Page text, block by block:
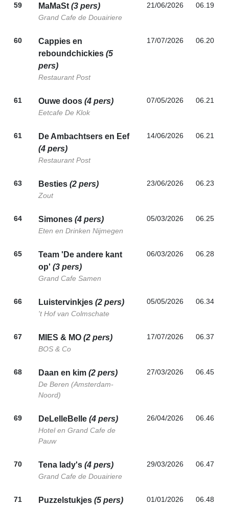
59 MaMaSt (3 pers)
Grand Cafe de Douairiere
21/06/2026 06.19
60
Cappies en
reboundchickies (5
pers)
Restaurant Post
17/07/2026 06.20
61 Ouwe doos (4 pers)
Eetcafe De Klok
07/05/2026 06.21
61
De Ambachtsers en Eef
(4 pers)
Restaurant Post
14/06/2026 06.21
63 Besties (2 pers)
Zout
23/06/2026 06.23
64 Simones (4 pers)
Eten en Drinken Nijmegen
05/03/2026 06.25
65
Team 'De andere kant
op' (3 pers)
Grand Cafe Samen
06/03/2026 06.28
66 Luistervinkjes (2 pers)
't Hof van Colmschate
05/05/2026 06.34
67 MIES & MO (2 pers)
BOS & Co
17/07/2026 06.37
68 Daan en kim (2 pers)
De Beren (Amsterdam-
Noord)
27/03/2026 06.45
69 DeLelleBelle (4 pers)
Hotel en Grand Cafe de
Pauw
26/04/2026 06.46
70 Tena lady's (4 pers)
Grand Cafe de Douairiere
29/03/2026 06.47
71 Puzzelstukjes (5 pers) 01/01/2026 06.48